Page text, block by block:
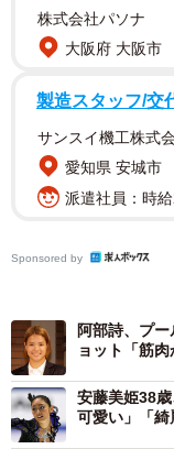
ーグ所属のシント
村敬斗、鎌田大地の
ひとしおだった。
「中村敬斗選手ね。
株式会社パソナ
大阪府 大阪市
製造スタッフ/交
サンスイ機工株式
愛知県 安城市
派遣社員：時
Sponsored by
阿部詩、プ
ョット「筋
安藤美姫38
可愛い」「綺